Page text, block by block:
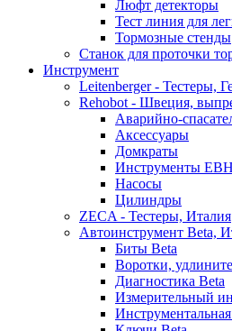
Люфт детекторы
Тест линия для
Тормозные стенды
Станок для проточки
Инструмент
Leitenberger - Тестеры,
Rehobot - Швеция,
Аварийно-
Аксессуары
Домкраты
Инструменты EBH
Насосы
Цилиндры
ZECA - Тестеры, Италия
Автоинструмент Beta,
Биты Beta
Воротки,
Диагностика Beta
Измерительный